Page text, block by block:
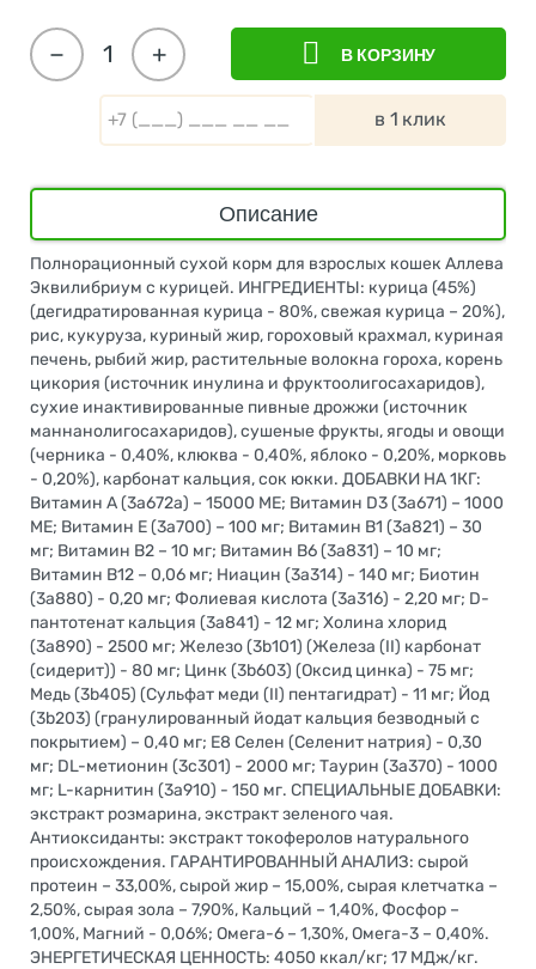
+
− В КОРЗИНУ
в 1 клик
Описание
Полнорационный сухой корм для взрослых кошек Аллева
Эквилибриум с курицей. ИНГРЕДИЕНТЫ: курица (45%)
(дегидратированная курица - 80%, свежая курица – 20%),
рис, кукуруза, куриный жир, гороховый крахмал, куриная
печень, рыбий жир, растительные волокна гороха, корень
цикория (источник инулина и фруктоолигосахаридов),
сухие инактивированные пивные дрожжи (источник
маннанолигосахаридов), сушеные фрукты, ягоды и овощи
(черника - 0,40%, клюква - 0,40%, яблоко - 0,20%, морковь
- 0,20%), карбонат кальция, сок юкки. ДОБАВКИ НА 1КГ:
Витамин А (3a672a) – 15000 МЕ; Витамин D3 (3a671) – 1000
МЕ; Витамин Е (3а700) – 100 мг; Витамин B1 (3a821) – 30
мг; Витамин B2 – 10 мг; Витамин B6 (3a831) – 10 мг;
Витамин B12 – 0,06 мг; Ниацин (3а314) - 140 мг; Биотин
(3a880) - 0,20 мг; Фолиевая кислота (3a316) - 2,20 мг; D-
пантотенат кальция (3a841) - 12 мг; Холина хлорид
(3a890) - 2500 мг; Железо (3b101) (Железа (II) карбонат
(сидерит)) - 80 мг; Цинк (3b603) (Оксид цинка) - 75 мг;
Медь (3b405) (Сульфат меди (II) пентагидрат) - 11 мг; Йод
(3b203) (гранулированный йодат кальция безводный с
покрытием) – 0,40 мг; E8 Селен (Селенит натрия) - 0,30
мг; DL-метионин (3c301) - 2000 мг; Таурин (3a370) - 1000
мг; L-карнитин (3a910) - 150 мг. СПЕЦИАЛЬНЫЕ ДОБАВКИ:
экстракт розмарина, экстракт зеленого чая.
Антиоксиданты: экстракт токоферолов натурального
происхождения. ГАРАНТИРОВАННЫЙ АНАЛИЗ: сырой
протеин – 33,00%, сырой жир – 15,00%, сырая клетчатка –
2,50%, сырая зола – 7,90%, Кальций – 1,40%, Фосфор –
1,00%, Магний - 0,06%; Омега-6 – 1,30%, Омега-3 – 0,40%.
ЭНЕРГЕТИЧЕСКАЯ ЦЕННОСТЬ: 4050 ккал/кг; 17 МДж/кг.